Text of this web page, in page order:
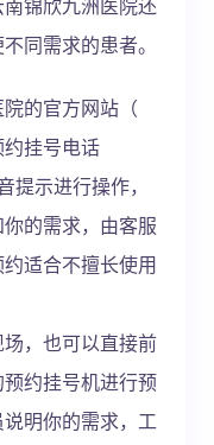
同需求的患者。
的官方网站（
挂号电话
提示进行操作，
的需求，由客服
适合不擅长使用
，也可以直接前
约挂号机进行预
明你的需求，工